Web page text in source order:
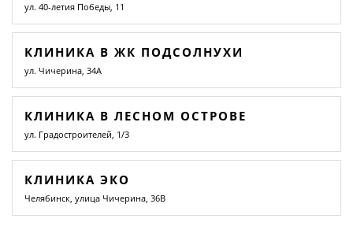
ул. 40-летия Победы, 11
КЛИНИКА В ЖК ПОДСОЛНУХИ
ул. Чичерина, 34А
КЛИНИКА В ЛЕСНОМ ОСТРОВЕ
ул. Градостроителей, 1/3
КЛИНИКА ЭКО
Челябинск, улица Чичерина, 36В